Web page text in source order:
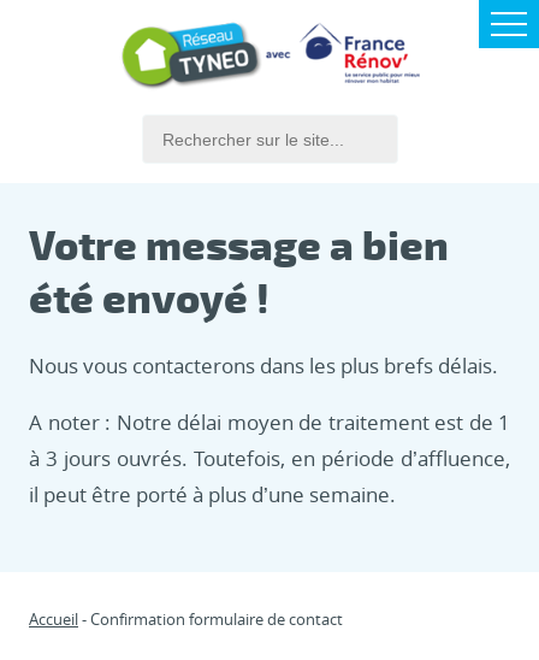
Votre message a bien
été envoyé !
Nous vous contacterons dans les plus brefs délais.
A noter : Notre délai moyen de traitement est de 1
à 3 jours ouvrés. Toutefois, en période d’affluence,
il peut être porté à plus d’une semaine.
Accueil Confirmation formulaire de contact